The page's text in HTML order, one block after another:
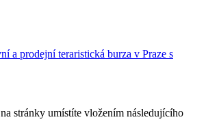
na stránky umístíte vložením následujícího